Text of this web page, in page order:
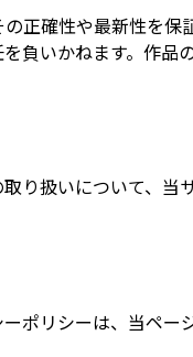
正確性や最新性を
負いかねます。作
り扱いについて、
ポリシーは、当ペ